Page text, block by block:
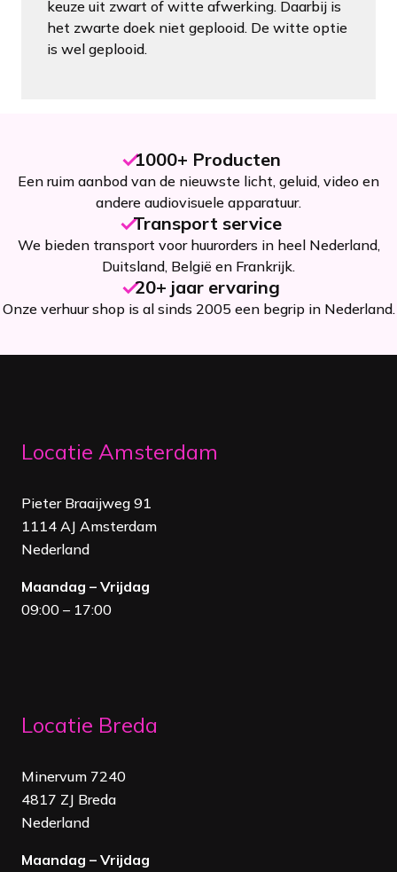
keuze uit zwart of witte afwerking. Daarbij is
het zwarte doek niet geplooid. De witte optie
is wel geplooid.
1000+ Producten
Een ruim aanbod van de nieuwste licht, geluid, video en
andere audiovisuele apparatuur.
Transport service
We bieden transport voor huurorders in heel Nederland,
Duitsland, België en Frankrijk.
20+ jaar ervaring
Onze verhuur shop is al sinds 2005 een begrip in Nederland.
Locatie Amsterdam
Pieter Braaijweg 91
1114 AJ Amsterdam
Nederland
Maandag – Vrijdag
09:00 – 17:00
Locatie Breda
Minervum 7240
4817 ZJ Breda
Nederland
Maandag – Vrijdag